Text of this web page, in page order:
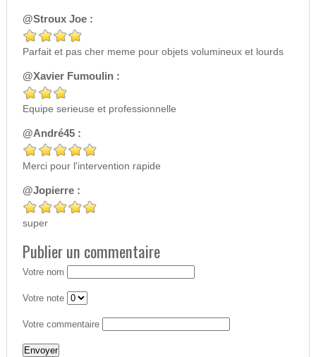
@Stroux Joe :
Parfait et pas cher meme pour objets volumineux et lourds
@Xavier Fumoulin :
Equipe serieuse et professionnelle
@André45 :
Merci pour l'intervention rapide
@Jopierre :
super
Publier un commentaire
Votre nom
Votre note
Votre commentaire